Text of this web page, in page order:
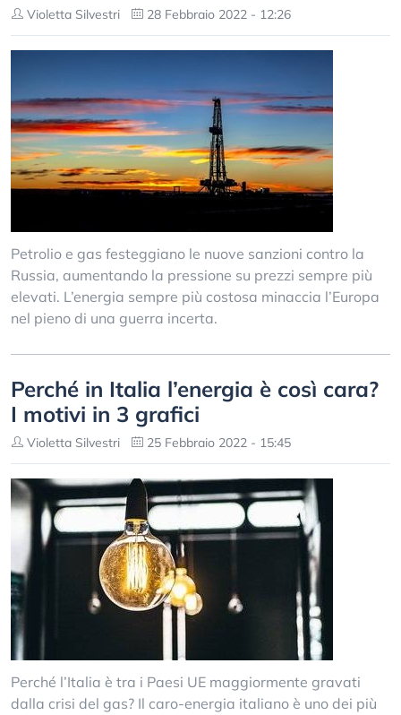
Violetta Silvestri 28 Febbraio 2022 - 12:26
Petrolio e gas festeggiano le nuove sanzioni contro la
Russia, aumentando la pressione su prezzi sempre più
elevati. L’energia sempre più costosa minaccia l’Europa
nel pieno di una guerra incerta.
Perché in Italia l’energia è così cara?
I motivi in 3 grafici
Violetta Silvestri 25 Febbraio 2022 - 15:45
Perché l’Italia è tra i Paesi UE maggiormente gravati
dalla crisi del gas? Il caro-energia italiano è uno dei più